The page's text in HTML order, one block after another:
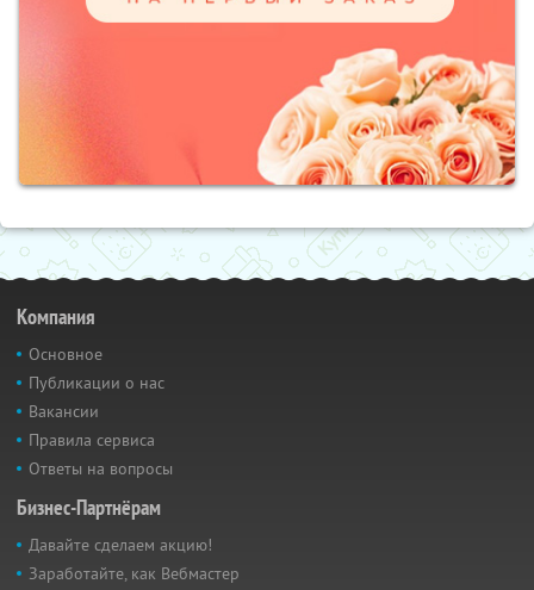
Компания
Основное
Публикации о нас
Вакансии
Правила сервиса
Ответы на вопросы
Бизнес-Партнёрам
Давайте сделаем акцию!
Заработайте, как Вебмастер